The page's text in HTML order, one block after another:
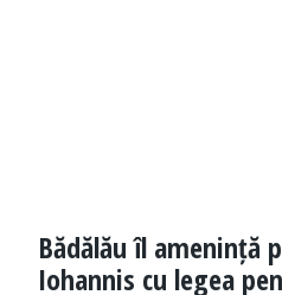
Bădălău îl amenință
Iohannis cu legea